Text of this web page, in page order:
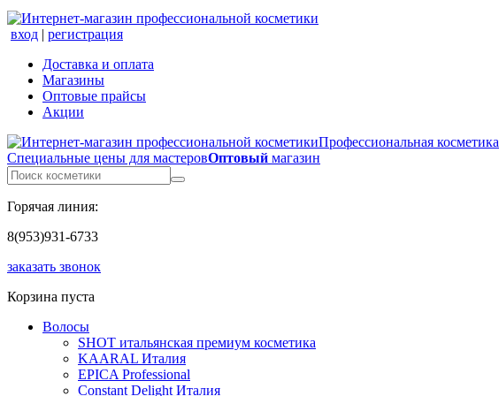
вход | регистрация
Доставка и оплата
Магазины
Оптовые прайсы
Акции
Профессиональная косметика
Специальные цены для мастеровОптовый магазин
Горячая линия:
8(953)931-6733
заказать звонок
Корзина пуста
Волосы
SHOT итальянская премиум косметика
KAARAL Италия
EPICA Professional
Constant Delight Италия